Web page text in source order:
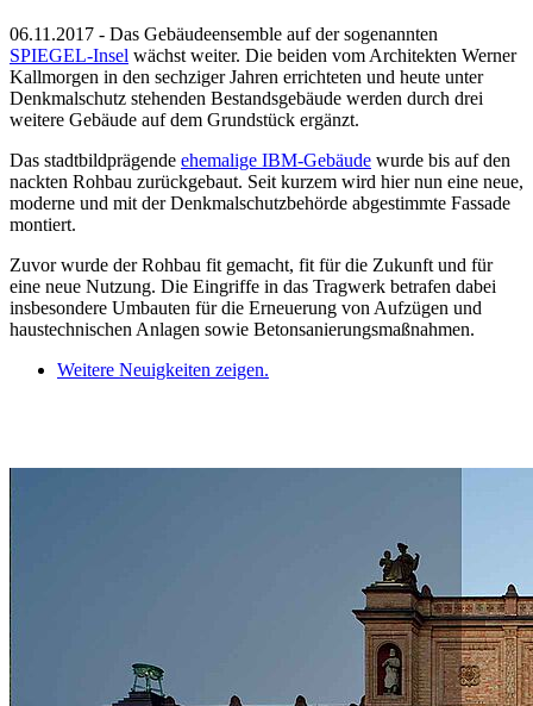
06.11.2017 - Das Gebäudeensemble auf der sogenannten
SPIEGEL-Insel wächst weiter. Die beiden vom Architekten Werner
Kallmorgen in den sechziger Jahren errichteten und heute unter
Denkmalschutz stehenden Bestandsgebäude werden durch drei
weitere Gebäude auf dem Grundstück ergänzt.
Das stadtbildprägende ehemalige IBM-Gebäude wurde bis auf den
nackten Rohbau zurückgebaut. Seit kurzem wird hier nun eine neue,
moderne und mit der Denkmalschutzbehörde abgestimmte Fassade
montiert.
Zuvor wurde der Rohbau fit gemacht, fit für die Zukunft und für
eine neue Nutzung. Die Eingriffe in das Tragwerk betrafen dabei
insbesondere Umbauten für die Erneuerung von Aufzügen und
haustechnischen Anlagen sowie Betonsanierungsmaßnahmen.
Weitere Neuigkeiten zeigen.